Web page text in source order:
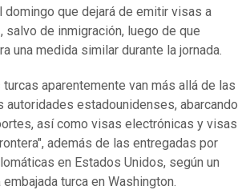
domingo que dejará de emitir visas a
salvo de inmigración, luego de que
una medida similar durante la jornada.
aparentemente van más allá de las
autoridades estadounidenses, abarcando
así como visas electrónicas y visas
además de las entregadas por
en Estados Unidos, según un
turca en Washington.